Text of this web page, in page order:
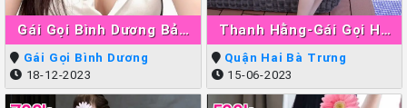
Gái Gọi Bình Dương Bảo
Ngân
Gái Gọi Bình Dương
18-12-2023
Thanh Hằng-Gái Gọi Hà
Nội Làm Tình Giỏi Đẳng
Cấp
Quận Hai Bà Trưng
15-06-2023